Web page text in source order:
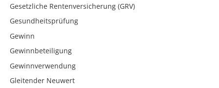
Gesetzliche Rentenversicherung (GRV)
Gesundheitsprüfung
Gewinn
Gewinnbeteiligung
Gewinnverwendung
Gleitender Neuwert